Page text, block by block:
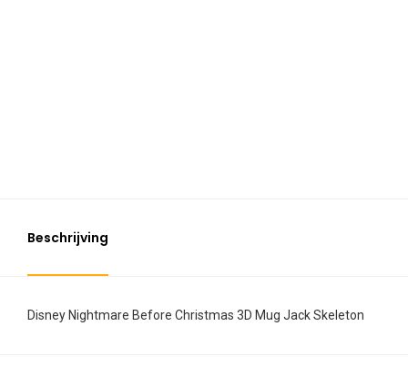
Beschrijving
Disney Nightmare Before Christmas 3D Mug Jack Skeleton